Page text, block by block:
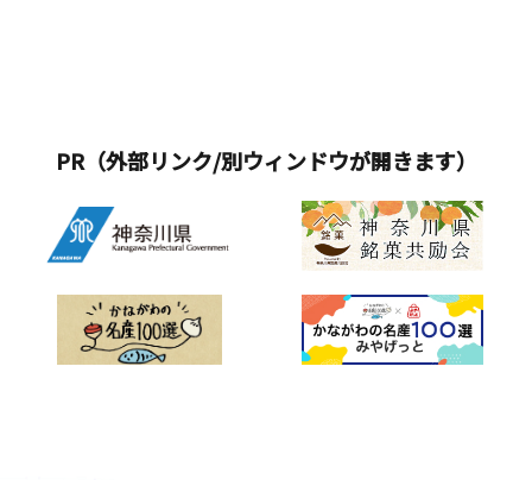
PR（外部リンク/別ウィンドウが開きます）